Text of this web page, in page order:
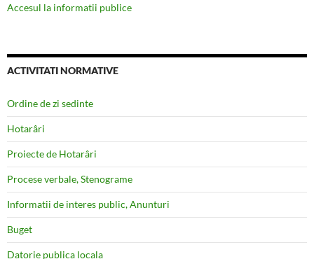
Accesul la informatii publice
ACTIVITATI NORMATIVE
Ordine de zi sedinte
Hotarâri
Proiecte de Hotarâri
Procese verbale, Stenograme
Informatii de interes public, Anunturi
Buget
Datorie publica locala